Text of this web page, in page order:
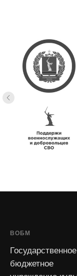
ВОБМ
Государственное
бюджетное